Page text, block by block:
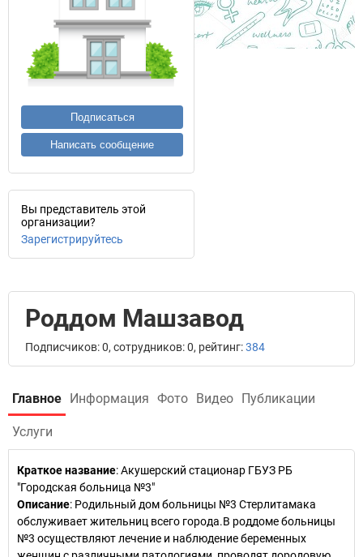
Подписаться
Написать сообщение
Вы представитель этой
организации?
Зарегистрируйтесь
Роддом Машзавод
Подписчиков: 0, сотрудников: 0, рейтинг:384
Главное Информация Фото Видео Публикации
Услуги
Краткое название:Акушерский стационар ГБУЗ РБ
"Городская больница №3"
Описание: Родильный дом больницы №3 Стерлитамака
обслуживает жительниц всего города.В роддоме больницы
№3 осуществляют лечение и наблюдение беременных